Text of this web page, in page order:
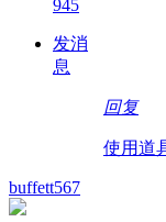
945
发消
息
回复
使用道
buffett567